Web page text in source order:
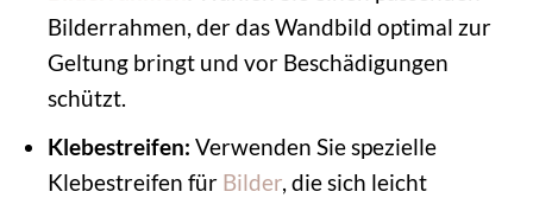
Bilderrahmen, der das Wandbild optimal zur
Geltung bringt und vor Beschädigungen
schützt.
Klebestreifen: Verwenden Sie spezielle
Klebestreifen für Bilder, die sich leicht